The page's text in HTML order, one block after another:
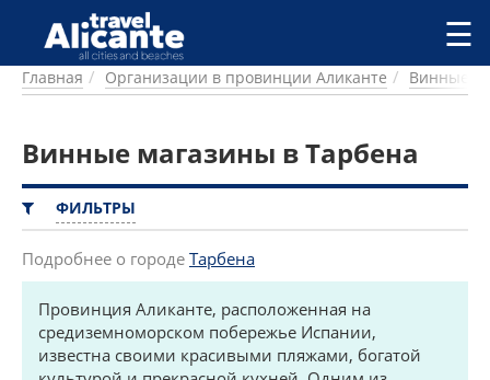
Перейти к основному содержанию
ГОРОДА
ПИТАНИЕ
ПЛЯЖИ
ДОСТОПРИМЕЧАТЕЛЬНОСТИ
КЕМПИНГ
КОМАРКИ (РАЙОНЫ)
РЕЦЕПТЫ
ПРЕДЛОЖЕНИЯ
☰
Главная Организации в провинции Аликанте Винные
Винные магазины в Тарбена
ФИЛЬТРЫ
Подробнее о городе Тарбена
Провинция Аликанте, расположенная на
средиземноморском побережье Испании,
известна своими красивыми пляжами, богатой